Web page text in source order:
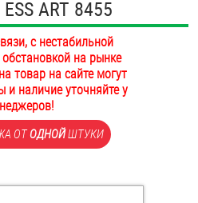
ART 8455
с нестабильной
на рынке
товар на сайте могут
и наличие уточняйте у
ОТОДНОЙШТУКИ